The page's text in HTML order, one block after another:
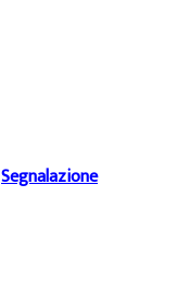
Segnalazione